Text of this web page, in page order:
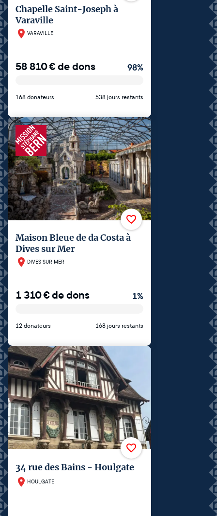
Chapelle Saint-Joseph à
Varaville
VARAVILLE
58 810€de dons 98%
168 donateurs 538 jours restants
Maison Bleue de da Costa à
Dives sur Mer
DIVES SUR MER
1 310€de dons 1%
12 donateurs 168 jours restants
34 rue des Bains - Houlgate
HOULGATE